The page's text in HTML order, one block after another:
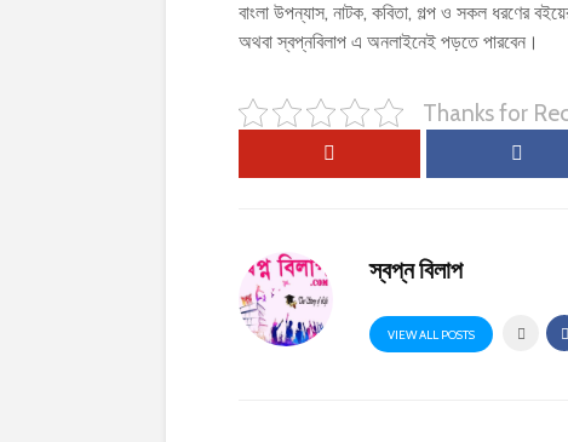
বাংলা উপন্যাস, নাটক, কবিতা, গল্প ও সকল ধরণের
অথবা স্বপ্নবিলাপ এ অনলাইনেই পড়তে পারবেন।
Thanks for
স্বপ্ন বিলাপ
VIEW ALL POSTS